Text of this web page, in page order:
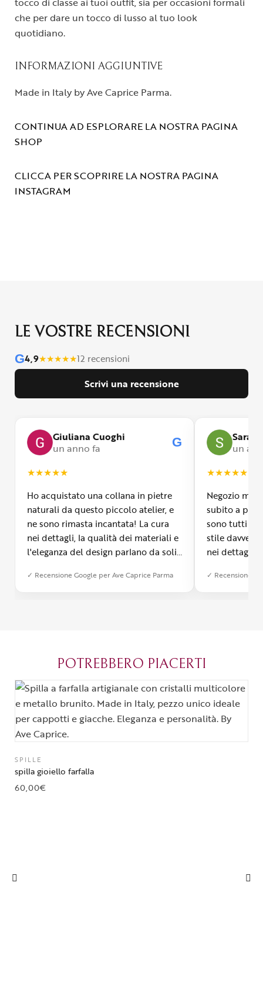
che per dare un tocco di lusso al tuo look
quotidiano.
INFORMAZIONI AGGIUNTIVE
Made in Italy by Ave Caprice Parma.
CONTINUA AD ESPLORARE LA NOSTRA PAGINA
SHOP
CLICCA PER SCOPRIRE LA NOSTRA PAGINA
INSTAGRAM
LE VOSTRE RECENSIONI
G4,9★★★★★12 recensioni
Scrivi una recensione
Giuliana Cuoghi
un anno fa
G
★★★★★
Ho acquistato una collana in pietre
naturali da questo piccolo atelier, e
ne sono rimasta incantata! La cura
nei dettagli, la qualità dei materiali e
l'eleganza del design parlano da soli.
stato impeccabile: veloce, preciso e
✓ Recensione Google per Ave Caprice Parma
Sara
un
★★★★★
Negozio
subito a
sono tutti
stile davvero
nei dettagli,
qualità e si
✓ Recensione
POTREBBERO PIACERTI
SPILLE
spilla gioiello farfalla
60,00€